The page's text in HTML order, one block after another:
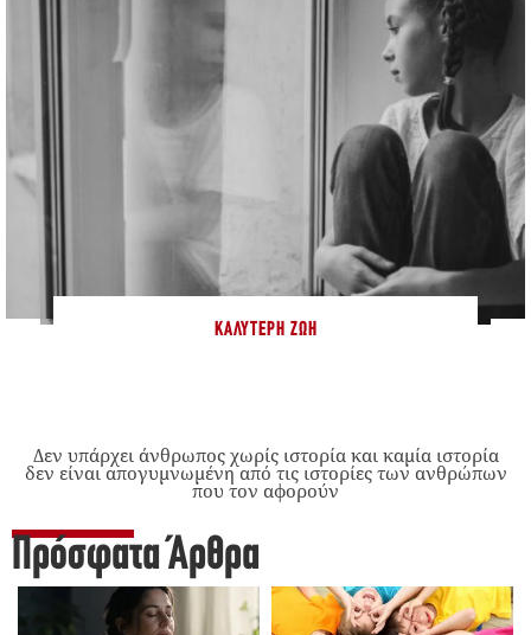
ΚΑΛΎΤΕΡΗ ΖΩΉ
Δεν υπάρχει άνθρωπος χωρίς ιστορία και καμία ιστορία
δεν είναι απογυμνωμένη από τις ιστορίες των ανθρώπων
που τον αφορούν
Πρόσφατα Άρθρα